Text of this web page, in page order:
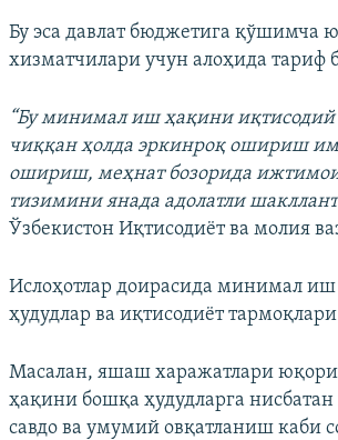
Бу эса давлат бюджетига
хизматчилари учун алоҳида
“Бу минимал иш ҳақини
чиққан ҳолда эркинроқ ошириш
ошириш, меҳнат бозорида
тизимини янада адолатли
Ўзбекистон Иқтисодиёт ва молия
Ислоҳотлар доирасида минимал
ҳудудлар ва иқтисодиёт
Масалан, яшаш харажатлари
ҳақини бошқа ҳудудларга
савдо ва умумий овқатланиш каби